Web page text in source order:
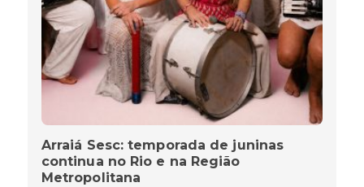
Arraiá Sesc: temporada de juninas
continua no Rio e na Região
Metropolitana